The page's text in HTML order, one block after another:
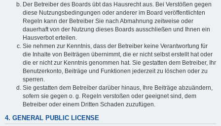
Der Betreiber des Boards übt das Hausrecht aus. Bei Verstößen gegen
diese Nutzungsbedingungen oder anderer im Board veröffentlichten
Regeln kann der Betreiber Sie nach Abmahnung zeitweise oder
dauerhaft von der Nutzung dieses Boards ausschließen und Ihnen ein
Hausverbot erteilen.
Sie nehmen zur Kenntnis, dass der Betreiber keine Verantwortung für
die Inhalte von Beiträgen übernimmt, die er nicht selbst erstellt hat oder
die er nicht zur Kenntnis genommen hat. Sie gestatten dem Betreiber, Ihr
Benutzerkonto, Beiträge und Funktionen jederzeit zu löschen oder zu
sperren.
Sie gestatten dem Betreiber darüber hinaus, Ihre Beiträge abzuändern,
sofern sie gegen o. g. Regeln verstoßen oder geeignet sind, dem
Betreiber oder einem Dritten Schaden zuzufügen.
4. GENERAL PUBLIC LICENSE